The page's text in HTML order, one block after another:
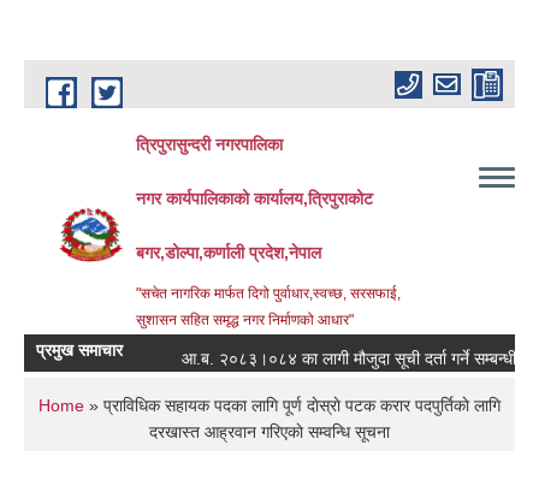
Skip to main content
त्रिपुरासुन्दरी नगरपालिका
नगर कार्यपालिकाको कार्यालय,त्रिपुराकोट
बगर,डोल्पा,कर्णाली प्रदेश,नेपाल
"सचेत नागरिक मार्फत दिगो पुर्वाधार,स्वच्छ, सरसफाई,
सुशासन सहित समृद्ध नगर निर्माणको आधार"
प्रमुख समाचार आ.ब. २०८३।०८४ का लागी मौजुदा सूची दर्ता गर्ने सम्बन्धी सूचना ।
You are here
Home » प्राविधिक सहायक पदका लागि पूर्ण दाेस्राे पटक करार पदपुर्तिकाे लागि
दरखास्त आह्रवान गरिएकाे सम्वन्धि सूचना